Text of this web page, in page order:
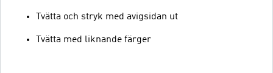
Tvätta och stryk med avigsidan ut
Tvätta med liknande färger